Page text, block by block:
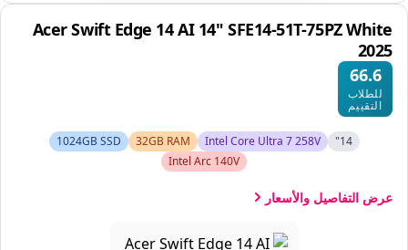
Acer Swift Edge 14 AI 14" SFE14-51T-75PZ White
2025
66.6
للطلاب
التقييم
14"
Intel Core Ultra 7 258V
32GB RAM
1024GB SSD
Intel Arc 140V
عرض التفاصيل والأسعار